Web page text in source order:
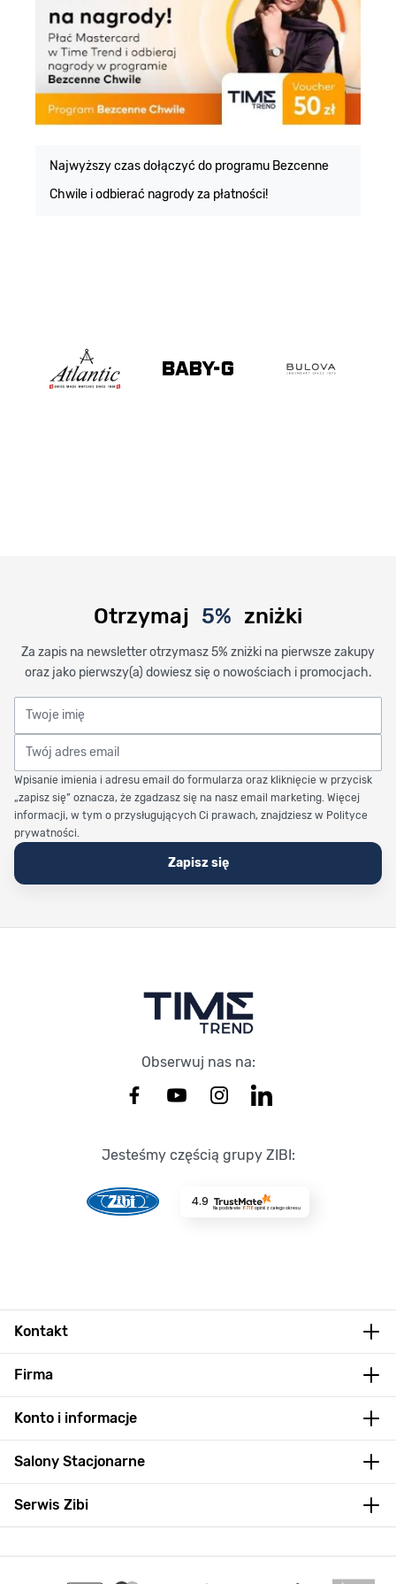
Najwyższy czas dołączyć do programu Bezcenne
Chwile i odbierać nagrody za płatności!
Otrzymaj 5% zniżki
Za zapis na newsletter otrzymasz 5% zniżki na pierwsze zakupy
oraz jako pierwszy(a) dowiesz się o nowościach i promocjach.
Twoje imię
Twój adres email
Wpisanie imienia i adresu email do formularza oraz kliknięcie w przycisk
„zapisz się” oznacza, że zgadzasz się na nasz email marketing. Więcej
informacji, w tym o przysługujących Ci prawach, znajdziesz w Polityce
prywatności.
Zapisz się
Obserwuj nas na:
Jesteśmy częścią grupy ZIBI:
4.9
Na podstawie 8718opinii z całego okresu
Kontakt
Firma
Konto i informacje
Salony Stacjonarne
Serwis Zibi